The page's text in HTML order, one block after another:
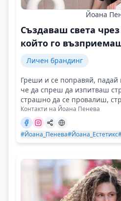
Йоана
Създаваш света
който го
Личен брандинг
Греши и се поправяй, падай
че да спреш да изпитваш
страшно да се провалиш,
Контакти на Йоана Пенева
#Йоана_Пенева#Йоана_Естетикс